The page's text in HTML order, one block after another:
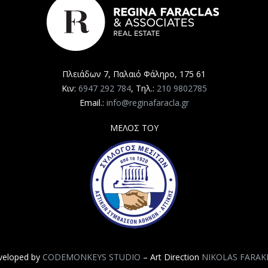
Πλειάδων 7, Παλαιό Φάληρο, 175 61
Κιν: 6947 292 784, Τηλ.: 210 9802785
Email.: info@reginafaracla.gr
ΜΕΛΟΣ ΤΟΥ
by CODEMONKEYS STUDIO – Art Direction NIKOLAS